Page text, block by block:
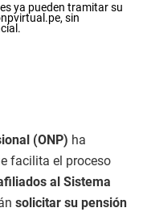
ya pueden tramitar su
sin
(ONP) ha
facilita el proceso
al Sistema
solicitar su pensión